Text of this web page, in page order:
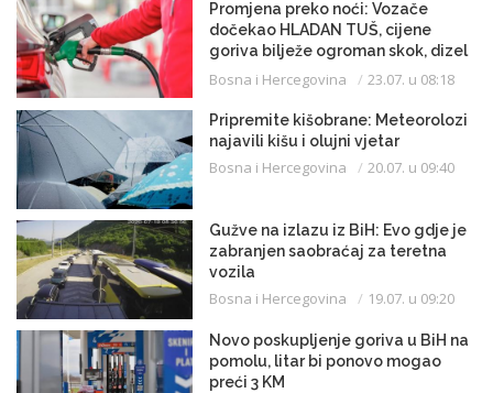
Promjena preko noći: Vozače
dočekao HLADAN TUŠ, cijene
goriva bilježe ogroman skok, dizel
uveliko prešao 3,20 KM
Bosna i Hercegovina 23.07. u 08:18
Pripremite kišobrane: Meteorolozi
najavili kišu i olujni vjetar
Bosna i Hercegovina 20.07. u 09:40
Gužve na izlazu iz BiH: Evo gdje je
zabranjen saobraćaj za teretna
vozila
Bosna i Hercegovina 19.07. u 09:20
Novo poskupljenje goriva u BiH na
pomolu, litar bi ponovo mogao
preći 3 KM